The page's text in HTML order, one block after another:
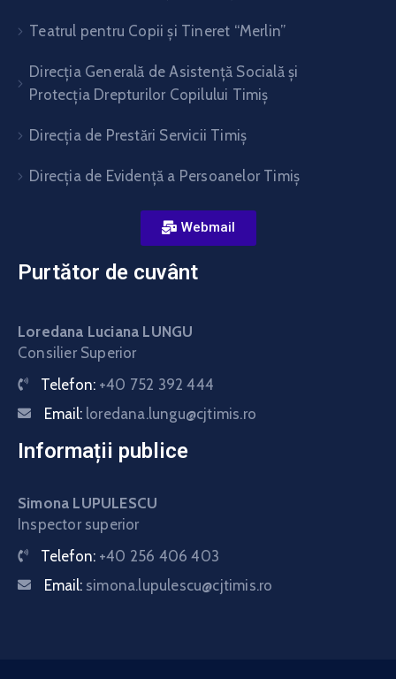
Teatrul pentru Copii şi Tineret “Merlin”
Direcția Generală de Asistență Socială și
Protecția Drepturilor Copilului Timiș
Direcţia de Prestări Servicii Timiş
Direcţia de Evidenţă a Persoanelor Timiş
Webmail
Purtător de cuvânt
Loredana Luciana LUNGU
Consilier Superior
Telefon: +40 752 392 444
Email: loredana.lungu@cjtimis.ro
Informații publice
Simona LUPULESCU
Inspector superior
Telefon: +40 256 406 403
Email: simona.lupulescu@cjtimis.ro